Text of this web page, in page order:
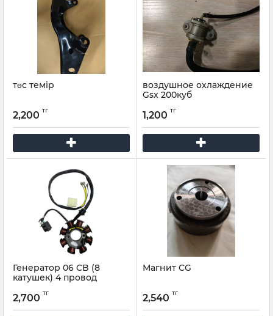
төс темір
2,200 тг
воздушное охлаждение
Gsx 200куб
1,200 тг
Генератор 06 CB (8
катушек) 4 провод
2,700 тг
Магнит CG
2,540 тг